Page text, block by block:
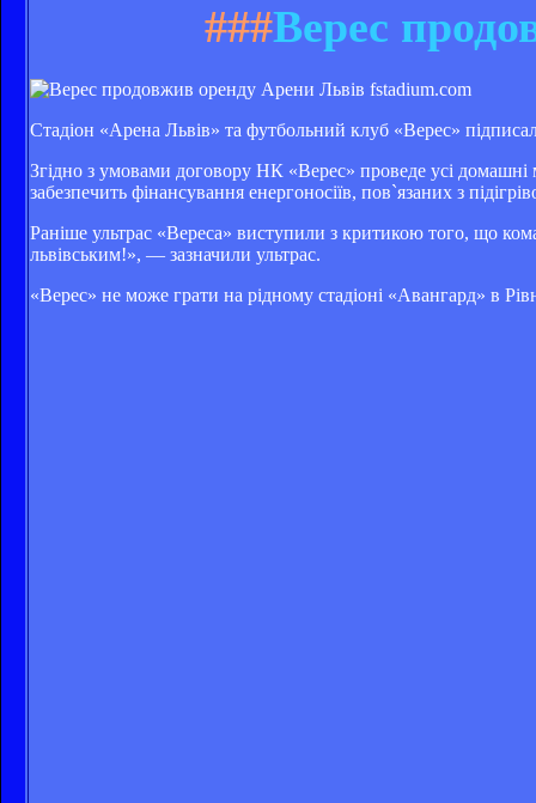
###Верес
fstadium.com
Стадіон «Арена Львів» та футбольний клуб «Верес»
Згідно з умовами договору НК «Верес» проведе усі
забезпечить фінансування енергоносіїв, пов`язаних з
Раніше ультрас «Вереса» виступили з критикою того, що
львівським!», — зазначили ультрас.
«Верес» не може грати на рідному стадіоні «Авангард» в